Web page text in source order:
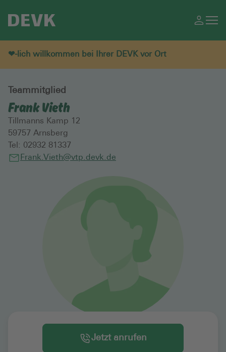
❤-lich willkommen bei Ihrer DEVK vor Ort
Teammitglied
Frank Vieth
Tillmanns Kamp 12
59757 Arnsberg
Tel: 02932 81337
Frank.Vieth@vtp.devk.de
Jetzt anrufen